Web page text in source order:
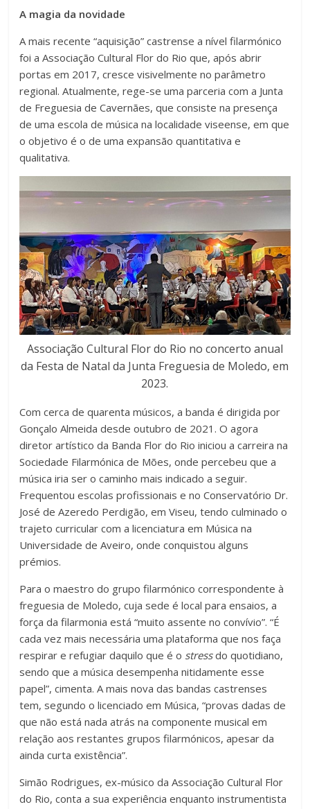
A magia da novidade
A mais recente “aquisição” castrense a nível filarmónico
foi a Associação Cultural Flor do Rio que, após abrir
portas em 2017, cresce visivelmente no parâmetro
regional. Atualmente, rege-se uma parceria com a Junta
de Freguesia de Cavernães, que consiste na presença
de uma escola de música na localidade viseense, em que
o objetivo é o de uma expansão quantitativa e
qualitativa.
Associação Cultural Flor do Rio no concerto anual
da Festa de Natal da Junta Freguesia de Moledo, em
2023.
Com cerca de quarenta músicos, a banda é dirigida por
Gonçalo Almeida desde outubro de 2021. O agora
diretor artístico da Banda Flor do Rio iniciou a carreira na
Sociedade Filarmónica de Mões, onde percebeu que a
música iria ser o caminho mais indicado a seguir.
Frequentou escolas profissionais e no Conservatório Dr.
José de Azeredo Perdigão, em Viseu, tendo culminado o
trajeto curricular com a licenciatura em Música na
Universidade de Aveiro, onde conquistou alguns
prémios.
Para o maestro do grupo filarmónico correspondente à
freguesia de Moledo, cuja sede é local para ensaios, a
força da filarmonia está “muito assente no convívio”. “É
cada vez mais necessária uma plataforma que nos faça
respirar e refugiar daquilo que é o stressdo quotidiano,
sendo que a música desempenha nitidamente esse
papel”, cimenta. A mais nova das bandas castrenses
tem, segundo o licenciado em Música, “provas dadas de
que não está nada atrás na componente musical em
relação aos restantes grupos filarmónicos, apesar da
ainda curta existência”.
Simão Rodrigues, ex-músico da Associação Cultural Flor
do Rio, conta a sua experiência enquanto instrumentista